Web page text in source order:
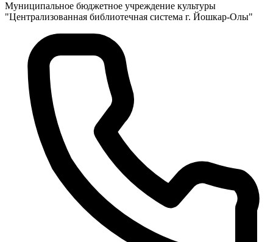
Муниципальное бюджетное учреждение культуры
"Централизованная библиотечная система г. Йошкар-Олы"